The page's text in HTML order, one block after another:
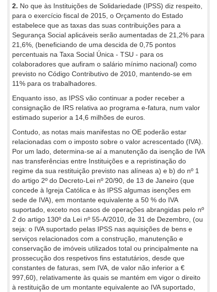
2. No que às Instituições de Solidariedade (IPSS) diz respeito,
para o exercício fiscal de 2015, o Orçamento do Estado
estabelece que as taxas das suas contribuições para a
Segurança Social aplicáveis serão aumentadas de 21,2% para
21,6%, (beneficiando de uma descida de 0,75 pontos
percentuais na Taxa Social Única - TSU - para os
colaboradores que aufiram o salário mínimo nacional) como
previsto no Código Contributivo de 2010, mantendo-se em
11% para os trabalhadores.
Enquanto isso, as IPSS vão continuar a poder receber a
consignação de IRS relativa ao programa e-fatura, num valor
estimado superior a 14,6 milhões de euros.
Contudo, as notas mais manifestas no OE poderão estar
relacionadas com o imposto sobre o valor acrescentado (IVA).
Por um lado, determina-se aí a manutenção da isenção de IVA
nas transferências entre Instituições e a repristinação do
regime da sua restituição previsto nas alíneas a) e b) do nº 1
do artigo 2º do Decreto-Lei nº 20/90, de 13 de Janeiro (que
concede à Igreja Católica e às IPSS algumas isenções em
sede de IVA), em montante equivalente a 50 % do IVA
suportado, exceto nos casos de operações abrangidas pelo nº
2 do artigo 130º da Lei nº 55-A/2010, de 31 de Dezembro, (ou
seja: o IVA suportado pelas IPSS nas aquisições de bens e
serviços relacionados com a construção, manutenção e
conservação de imóveis utilizados total ou principalmente na
prossecução dos respetivos fins estatutários, desde que
constantes de faturas, sem IVA, de valor não inferior a €
997,60), relativamente às quais se mantém em vigor o direito
à restituição de um montante equivalente ao IVA suportado,